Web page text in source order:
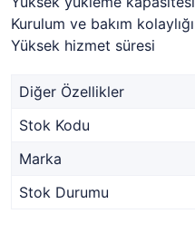
Kurulum ve bakım kolaylığı
Yüksek hizmet süresi
Diğer Özellikler
Stok Kodu
Marka
Stok Durumu